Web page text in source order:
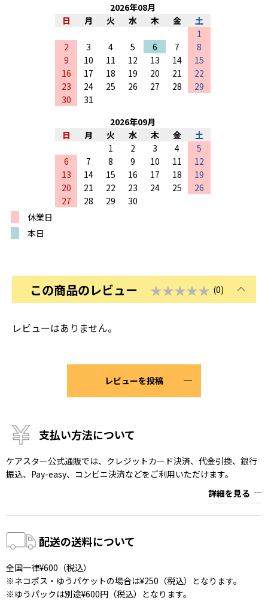
2026年08月
日
月 火 水 木 金
土
1
2
3 4 5 6 7
8
9
10 11 12 13 14
15
16
17 18 19 20 21
22
23
24 25 26 27 28
29
30
31
2026年09月
日
月 火 水 木 金
土
1
2 3 4
5
6
7 8 9 10 11
12
13
14 15 16 17 18
19
20
21 22 23 24 25
26
27
28 29
30
休業日
本日
この商品のレビュー ★★★★★ (0)
レビューはありません。
レビューを投稿
支払い方法について
ケアスター公式通販では、クレジットカード決済、代金引換、銀行
振込、Pay-easy、コンビニ決済などをご利用いただけます。
詳細を見る
配送の送料について
全国一律¥600（税込）
※ネコポス・ゆうパケットの場合は¥250（税込）となります。
※ゆうパックは別途¥600円（税込）となります。